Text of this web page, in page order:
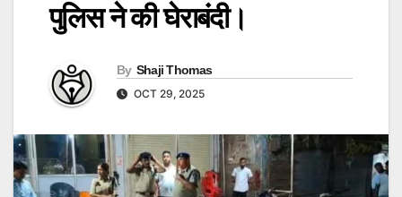
पुलिस ने की घेराबंदी।
By Shaji Thomas
OCT 29, 2025